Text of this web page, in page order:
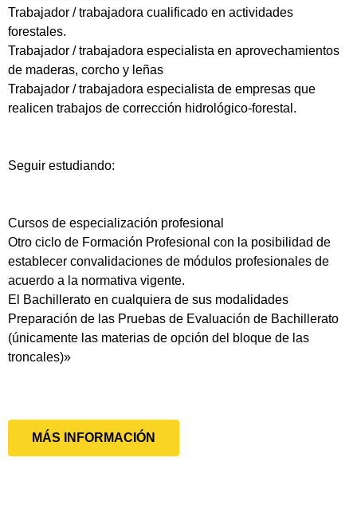
Trabajador / trabajadora cualificado en actividades
forestales.
Trabajador / trabajadora especialista en aprovechamientos
de maderas, corcho y leñas
Trabajador / trabajadora especialista de empresas que
realicen trabajos de corrección hidrológico-forestal.
Seguir estudiando:
Cursos de especialización profesional
Otro ciclo de Formación Profesional con la posibilidad de
establecer convalidaciones de módulos profesionales de
acuerdo a la normativa vigente.
El Bachillerato en cualquiera de sus modalidades
Preparación de las Pruebas de Evaluación de Bachillerato
(únicamente las materias de opción del bloque de las
troncales)»
MÁS INFORMACIÓN